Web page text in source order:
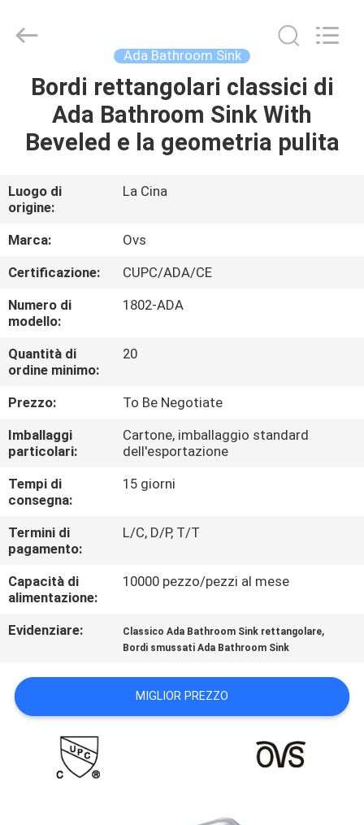
CASA
PRODOTTI
CIRCA
NOI
GIRO
DELLA
FABBRICA
CONTROLLO
DI
QUALITÀ
CONTATTICI
NOTIZIE
CASI
MAPPA
SITO
PRIVACY
POLICY
Ware
Reserved.
Ada Bathroom Sink
Bordi rettangolari classici di
Ada Bathroom Sink With
Beveled e la geometria pulita
Luogo di
origine:
La Cina
Marca:
Ovs
Certificazione:
CUPC/ADA/CE
Numero di
modello:
1802-ADA
Quantità di
ordine minimo:
20
Prezzo:
To Be Negotiate
Imballaggi
particolari:
Cartone, imballaggio standard
dell'esportazione
Tempi di
consegna:
15 giorni
Termini di
pagamento:
L/C, D/P, T/T
Capacità di
alimentazione:
10000 pezzo/pezzi al mese
Evidenziare: Classico Ada Bathroom Sink rettangolare,
Bordi smussati Ada Bathroom Sink
MIGLIOR PREZZO